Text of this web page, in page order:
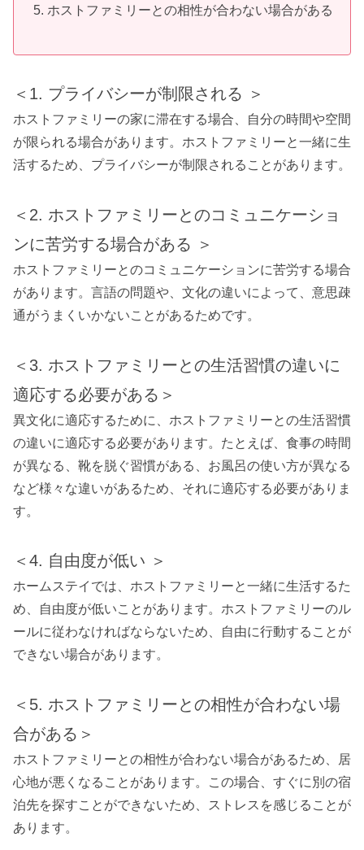
ホストファミリーとの相性が合わない場合がある
＜1. プライバシーが制限される ＞
ホストファミリーの家に滞在する場合、自分の時間や空間
が限られる場合があります。ホストファミリーと一緒に生
活するため、プライバシーが制限されることがあります。
＜2. ホストファミリーとのコミュニケーショ
ンに苦労する場合がある ＞
ホストファミリーとのコミュニケーションに苦労する場合
があります。言語の問題や、文化の違いによって、意思疎
通がうまくいかないことがあるためです。
＜3. ホストファミリーとの生活習慣の違いに
適応する必要がある＞
異文化に適応するために、ホストファミリーとの生活習慣
の違いに適応する必要があります。たとえば、食事の時間
が異なる、靴を脱ぐ習慣がある、お風呂の使い方が異なる
など様々な違いがあるため、それに適応する必要がありま
す。
＜4. 自由度が低い ＞
ホームステイでは、ホストファミリーと一緒に生活するた
め、自由度が低いことがあります。ホストファミリーのル
ールに従わなければならないため、自由に行動することが
できない場合があります。
＜5. ホストファミリーとの相性が合わない場
合がある＞
ホストファミリーとの相性が合わない場合があるため、居
心地が悪くなることがあります。この場合、すぐに別の宿
泊先を探すことができないため、ストレスを感じることが
あります。